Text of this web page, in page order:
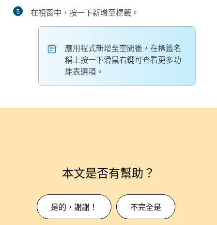
5 在視窗中，按一下新增至標籤 。
應用程式新增至空間後，在標籤名
稱上按一下滑鼠右鍵可查看更多功
能表選項。
本文是否有幫助？
是的，謝謝！ 不完全是